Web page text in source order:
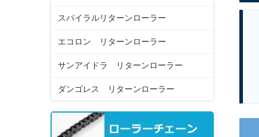
スパイラルリターンローラー
エコロン リターンローラー
サンアイドラ リターンローラー
ダンゴレス リターンローラー